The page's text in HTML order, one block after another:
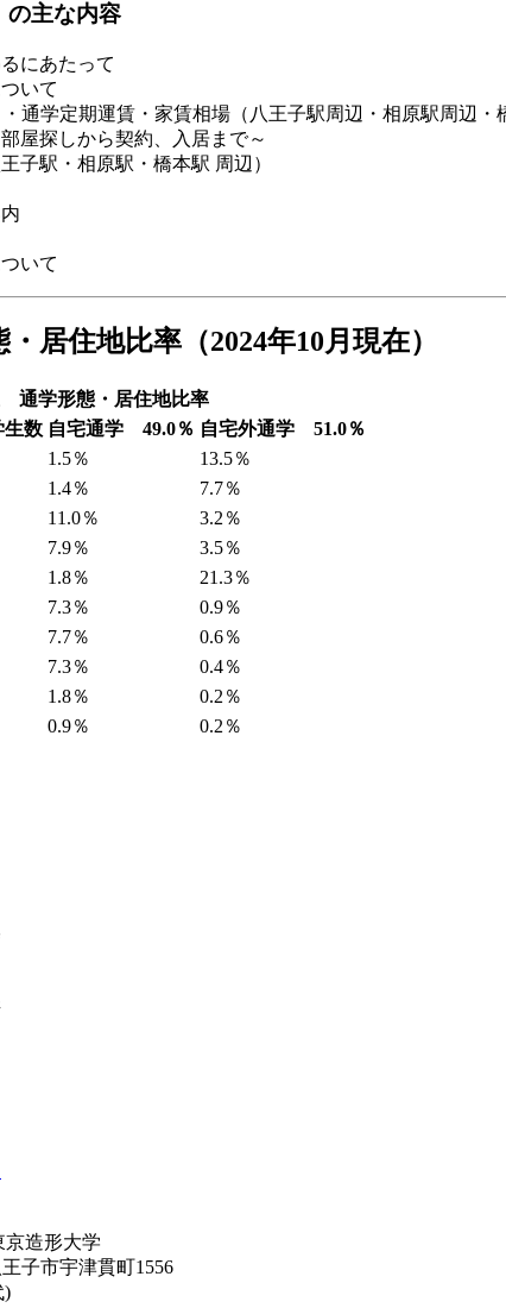
の主な内容
にあたって
いて
通学定期運賃・家賃相場（八王子駅周辺・相原駅周辺・
屋探しから契約、入居まで～
子駅・相原駅・橋本駅 周辺）
いて
居住地比率（2024年10月現在）
通学形態・居住地比率
生数 自宅通学 49.0％ 自宅外通学 51.0％
1.5％
13.5％
1.4％
7.7％
11.0％
3.2％
7.9％ 3.5％
1.8％
21.3％
7.3％
0.9％
7.7％
0.6％
7.3％
0.4％
1.8％
0.2％
0.9％ 0.2％
京造形大学
子市宇津貫町1556
)